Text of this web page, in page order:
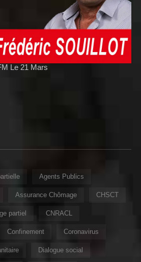
Le 21 Mars
Agents Publics
Assurance Chômage CHSCT
partiel CNRACL
Confinement Coronavirus
Dialogue social